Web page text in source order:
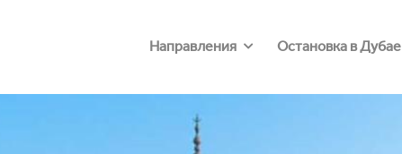
Направления Остановка в Дубае